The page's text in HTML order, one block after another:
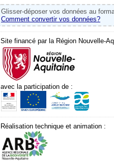
Glisser-déposer vos données au
Comment convertir vos données?
Site financé par la Région Nouvelle-
avec la participation de :
Réalisation technique et animation :